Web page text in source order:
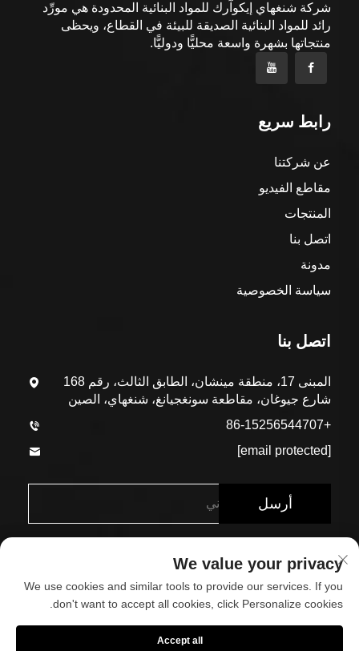
شركة شنغهاي إيكوآرك للمواد البنائية المحدودة هي مورِّد
رائد للمواد البنائية الصديقة للبيئة في القطاع، ويحظى
منتجاتها بشهرة واسعة محليًّا ودوليًّا.
رابط سريع
عن شركتنا
مقاطع الفيديو
المنتجات
اتصل بنا
مدونة
سياسة الخصوصية
اتصل بنا
المبنى 17، منطقة مينشان، الطابق الثالث، رقم 168
شارع جيوغان، مقاطعة سونغجيانغ، شنغهاي، الصين
+86-15256544707
[email protected]
أرسل
We value your privacy
We use cookies and similar tools to provide our services. If you
don't want to accept all cookies, click Personalize cookies.
Accept all